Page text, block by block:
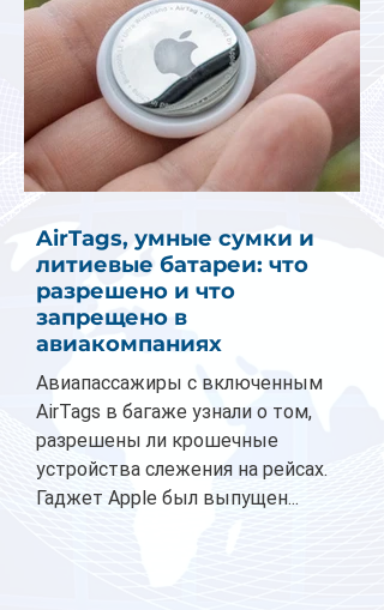
AirTags, умные сумки и
литиевые батареи: что
разрешено и что
запрещено в
авиакомпаниях
Авиапассажиры с включенным
AirTags в багаже узнали о том,
разрешены ли крошечные
устройства слежения на рейсах.
Гаджет Apple был выпущен...